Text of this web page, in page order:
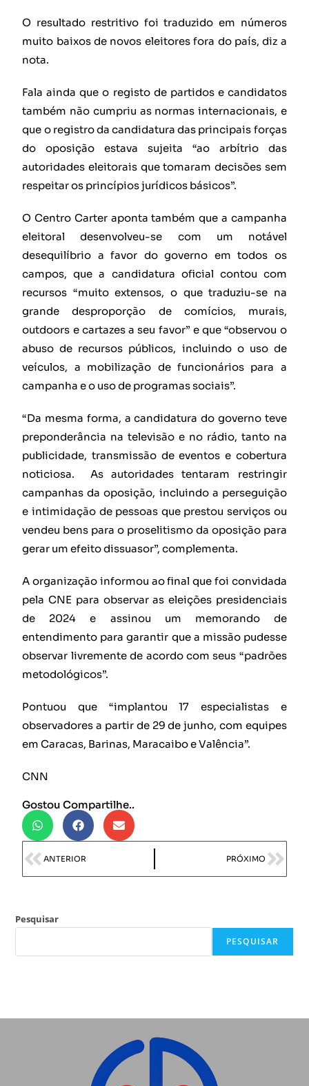
O resultado restritivo foi traduzido em números
muito baixos de novos eleitores fora do país, diz a
nota.
Fala ainda que o registo de partidos e candidatos
também não cumpriu as normas internacionais, e
que o registro da candidatura das principais forças
do oposição estava sujeita “ao arbítrio das
autoridades eleitorais que tomaram decisões sem
respeitar os princípios jurídicos básicos”.
O Centro Carter aponta também que a campanha
eleitoral desenvolveu-se com um notável
desequilíbrio a favor do governo em todos os
campos, que a candidatura oficial contou com
recursos “muito extensos, o que traduziu-se na
grande desproporção de comícios, murais,
outdoors e cartazes a seu favor” e que “observou o
abuso de recursos públicos, incluindo o uso de
veículos, a mobilização de funcionários para a
campanha e o uso de programas sociais”.
“Da mesma forma, a candidatura do governo teve
preponderância na televisão e no rádio, tanto na
publicidade, transmissão de eventos e cobertura
noticiosa. As autoridades tentaram restringir
campanhas da oposição, incluindo a perseguição
e intimidação de pessoas que prestou serviços ou
vendeu bens para o proselitismo da oposição para
gerar um efeito dissuasor”, complementa.
A organização informou ao final que foi convidada
pela CNE para observar as eleições presidenciais
de 2024 e assinou um memorando de
entendimento para garantir que a missão pudesse
observar livremente de acordo com seus “padrões
metodológicos”.
Pontuou que “implantou 17 especialistas e
observadores a partir de 29 de junho, com equipes
em Caracas, Barinas, Maracaibo e Valência”.
CNN
Gostou Compartilhe..
ANTERIOR PRÓXIMO
Pesquisar
PESQUISAR